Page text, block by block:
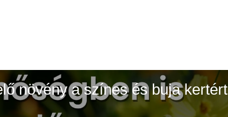
növény a színes és buja kertért